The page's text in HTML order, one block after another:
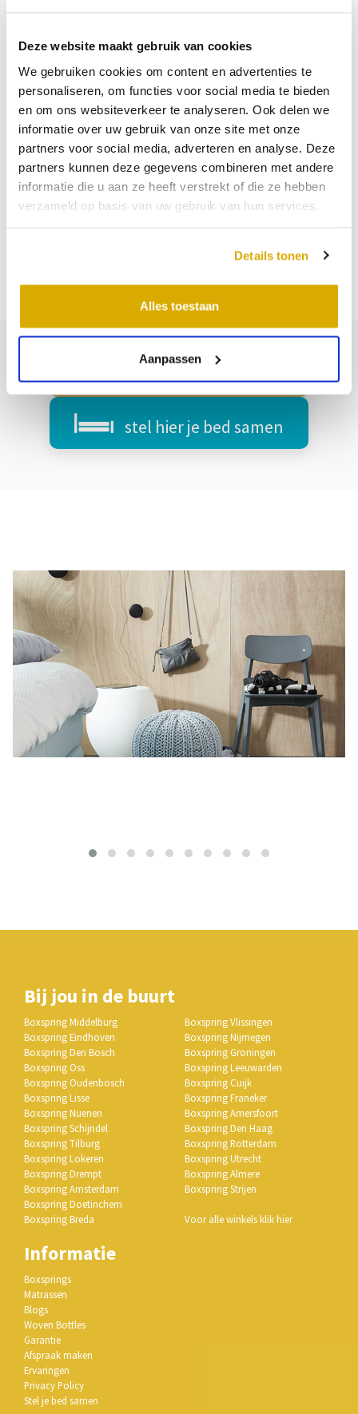
Deze website maakt gebruik van cookies
We gebruiken cookies om content en advertenties te
personaliseren, om functies voor social media te bieden
en om ons websiteverkeer te analyseren. Ook delen we
informatie over uw gebruik van onze site met onze
partners voor social media, adverteren en analyse. Deze
partners kunnen deze gegevens combineren met andere
informatie die u aan ze heeft verstrekt of die ze hebben
verzameld op basis van uw gebruik van hun services.
Details tonen
Alles toestaan
Aanpassen
maatwerk
stel hier je bed samen
Bij jou in de buurt
Boxspring Middelburg
Boxspring Eindhoven
Boxspring Den Bosch
Boxspring Oss
Boxspring Oudenbosch
Boxspring Lisse
Boxspring Nuenen
Boxspring Schijndel
Boxspring Tilburg
Boxspring Lokeren
Boxspring Drempt
Boxspring Amsterdam
Boxspring Doetinchem
Boxspring Breda
Boxspring Vlissingen
Boxspring Nijmegen
Boxspring Groningen
Boxspring Leeuwarden
Boxspring Cuijk
Boxspring Franeker
Boxspring Amersfoort
Boxspring Den Haag
Boxspring Rotterdam
Boxspring Utrecht
Boxspring Almere
Boxspring Strijen
Voor alle winkels klik hier
Informatie
Boxsprings
Matrassen
Blogs
Woven Bottles
Garantie
Afspraak maken
Ervaringen
Privacy Policy
Stel je bed samen